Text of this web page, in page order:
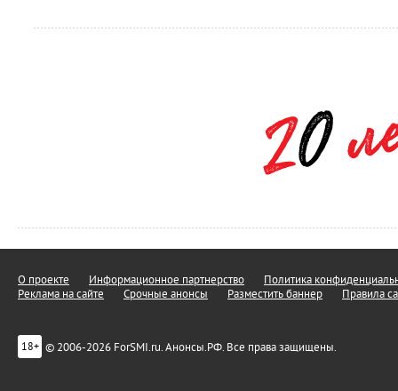
О проекте Информационное партнерство
Политика
Реклама на сайте
Срочные анонсы Разместить баннер Правила
18+ © 2006-2026 ForSMI.ru. Анонсы.РФ. Все права защищены.